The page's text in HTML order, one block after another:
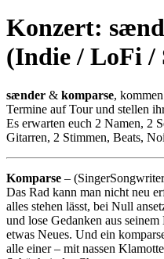
Konzert:
(Indie / LoFi /
sænder & komparse,
Termine auf Tour und stellen
Es erwarten euch 2 Namen, 2
Gitarren, 2 Stimmen, Beats,
Komparse –
Das Rad kann man nicht neu
alles stehen lässt, bei Null
und lose Gedanken aus
etwas Neues. Und ein
alle einer – mit nassen